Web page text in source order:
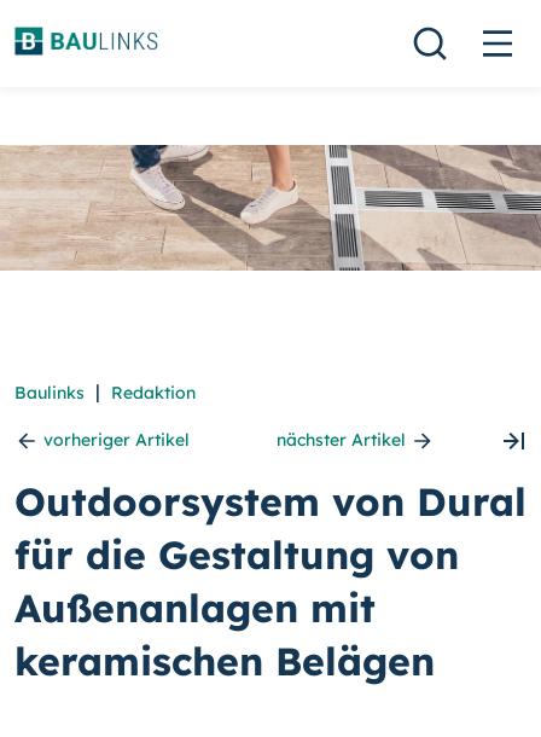
Baulinks | Redaktion
vorheriger Artikel nächster Artikel
Outdoorsystem von Dural
für die Gestaltung von
Außenanlagen mit
keramischen Belägen